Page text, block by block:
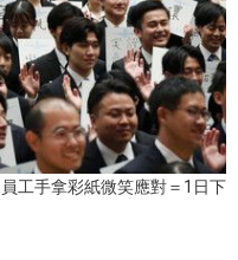
工手拿彩紙微笑應對＝1日下